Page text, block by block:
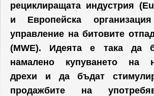
рециклиращата индустрия
и Европейска
управление на битовите
(MWE). Идеята е така да
намалено купуването на
дрехи и да бъдат
продажбите на